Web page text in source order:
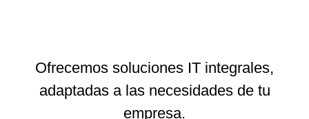
Ofrecemos soluciones IT integrales,
adaptadas a las necesidades de tu
empresa.